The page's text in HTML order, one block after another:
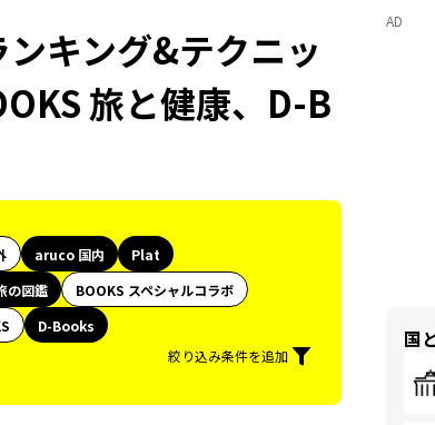
キング&テクニッ
旅と健康、D-B
aruco 国内
Plat
の図鑑
BOOKS スペシャルコラボ
D-Books
絞り込み条件を追加
AD
国